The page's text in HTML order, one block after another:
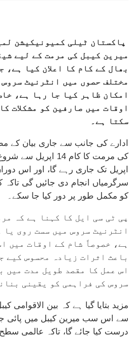
پاکستان ٹیلی کمیونیکیشن
میرین کیبل کی مرمت کے لیے
بھال کے کام کا اعلان کیا ہے،
مختلف حصوں میں انٹرنیٹ
امکان ظاہر کیا جا رہا ہے،
اوقات میں صارفین کو مشکلات
سکتا ہے۔
ادارے کی جانب سے جاری بیان کے
اپریل تک جاری رہے گا، اور اس
سرگرمیاں انجام دی جائیں گی
کو مکمل طور پر دور کیا جا سکے۔
پی ٹی سی ایل کا کہنا ہے کہ
انٹرنیٹ سروس میں سست روی یا
ہے، خصوصاً شام کے اوقات میں
باعث اثرات زیادہ محسوس کیے
اس عمل کا مقصد طویل مدت میں
سروس کی فراہمی کو یقینی
مزید بتایا گیا ہے کہ بین الاقوامی
سے اس سب میرین کیبل میں پائی
درست کیا جائے گا، تاکہ عالمی